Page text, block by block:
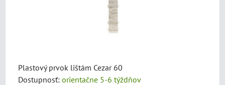
Plastový prvok lištám Cezar 60
Dostupnosť: orientačne 5-6 týždňov